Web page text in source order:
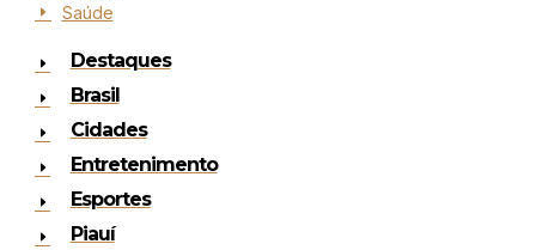
Saúde
Destaques
Brasil
Cidades
Entretenimento
Esportes
Piauí